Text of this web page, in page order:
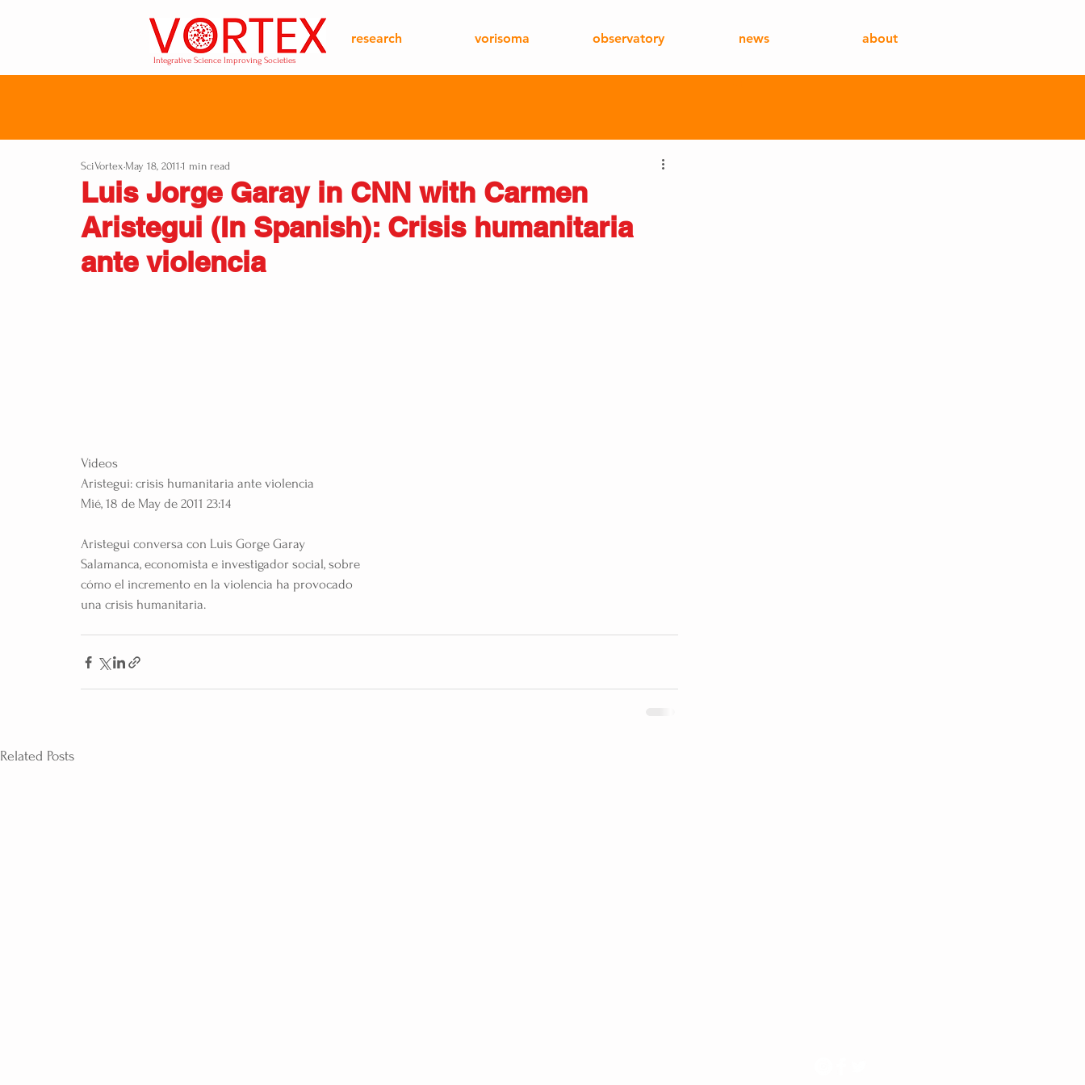
research vorisoma observatory news about
Integrative Science Improving Societies
Luis Jorge Garay in CNN with Carmen
Aristegui (In Spanish): Crisis humanitaria
ante violencia
SciVortex May 18, 2011 1 min read
Videos
Aristegui: crisis humanitaria ante violencia
Mié, 18 de May de 2011 23:14
Aristegui conversa con Luis Gorge Garay
Salamanca, economista e investigador social, sobre
cómo el incremento en la violencia ha provocado
una crisis humanitaria.
Related Posts